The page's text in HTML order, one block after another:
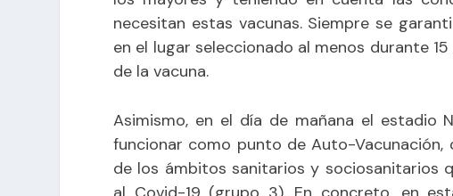
necesitan estas vacunas. Siempre se
en el lugar seleccionado al menos durante
de la vacuna.
Asimismo, en el día de mañana el estadio
funcionar como punto de Auto-
de los ámbitos sanitarios y sociosanitarios